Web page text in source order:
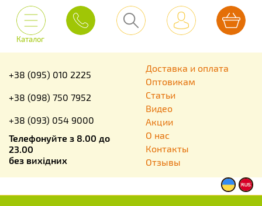
Каталог
+38 (095) 010 2225
+38 (098) 750 7952
+38 (093) 054 9000
Телефонуйте з 8.00 до
23.00
без вихідних
Доставка и оплата
Оптовикам
Статьи
Видео
Акции
О нас
Контакты
Отзывы